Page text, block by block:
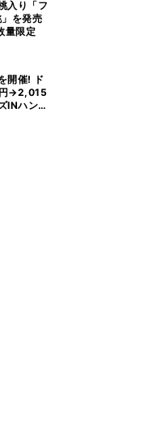
入り「フ
を発売
量限定
開催! ド
→2,015
INハンバ
円...最